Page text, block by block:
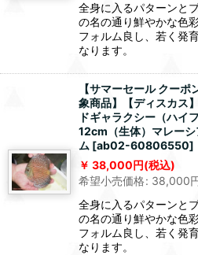
全身に入るパターンと
の名の通り鮮やかな色
フォルム良し、若く発
なります。
【サマーセール クー
象商品】【ディスカス
ドギャラクシー（ハイ
12cm（生体）マレー
ム [ab02-60806550]
38,000円(税込)
希望小売価格: 38,000
全身に入るパターンと
の名の通り鮮やかな色
フォルム良し、若く発
なります。